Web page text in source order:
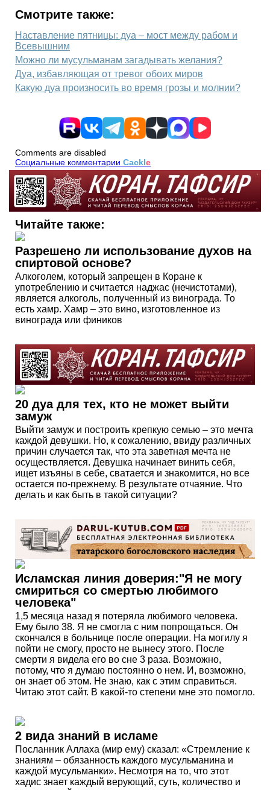
Смотрите также:
Наставление пятницы: дуа – мост между рабом и
Всевышним
Можно ли мусульманам загадывать желания?
Дуа, избавляющая от тревог обоих миров
Какую дуа произносить во время грозы и молнии?
Comments are disabled
Социальные комментарии Cackle
Читайте также:
Разрешено ли использование духов на
спиртовой основе?
Алкоголем, который запрещен в Коране к
употреблению и считается наджас (нечистотами),
является алкоголь, полученный из винограда. То
есть хамр. Хамр – это вино, изготовленное из
винограда или фиников
20 дуа для тех, кто не может выйти
замуж
Выйти замуж и построить крепкую семью – это мечта
каждой девушки. Но, к сожалению, ввиду различных
причин случается так, что эта заветная мечта не
осуществляется. Девушка начинает винить себя,
ищет изъяны в себе, сватается и знакомится, но все
остается по-прежнему. В результате отчаяние. Что
делать и как быть в такой ситуации?
Исламская линия доверия:"Я не могу
смириться со смертью любимого
человека"
1,5 месяца назад я потеряла любимого человека.
Ему было 38. Я не смогла с ним попрощаться. Он
скончался в больнице после операции. На могилу я
пойти не смогу, просто не вынесу этого. После
смерти я видела его во сне 3 раза. Возможно,
потому, что я думаю постоянно о нем. И, возможно,
он знает об этом. Не знаю, как с этим справиться.
Читаю этот сайт. В какой-то степени мне это помогло.
2 вида знаний в исламе
Посланник Аллаха (мир ему) сказал: «Стремление к
знаниям – обязанность каждого мусульманина и
каждой мусульманки». Несмотря на то, что этот
хадис знает каждый верующий, суть, количество и